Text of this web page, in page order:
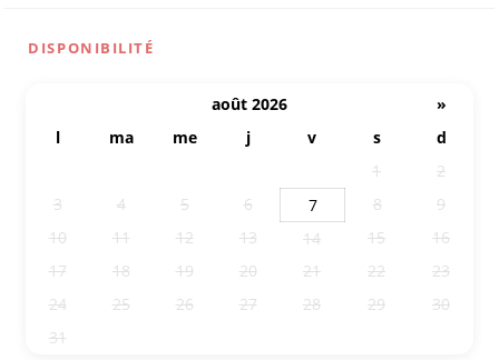
DISPONIBILITÉ
août 2026
»
l
ma me j v s
d
1
2
3
4 5 6 7 8
9
10
11 12 13 14 15
16
17
18 19 20 21 22
23
24
25 26 27 28 29
30
31